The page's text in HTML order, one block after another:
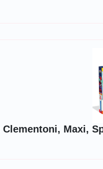
Clementoni, Maxi,